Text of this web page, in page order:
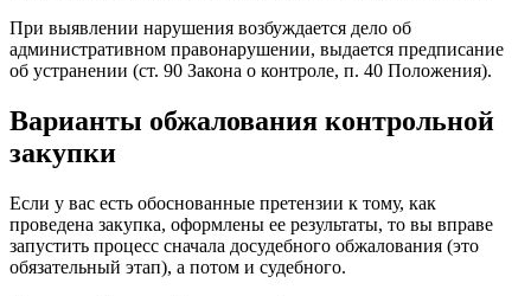
При выявлении нарушения возбуждается дело об
административном правонарушении, выдается предписание
об устранении (ст. 90 Закона о контроле, п. 40 Положения).
Варианты обжалования контрольной
закупки
Если у вас есть обоснованные претензии к тому, как
проведена закупка, оформлены ее результаты, то вы вправе
запустить процесс сначала досудебного обжалования (это
обязательный этап), а потом и судебного.